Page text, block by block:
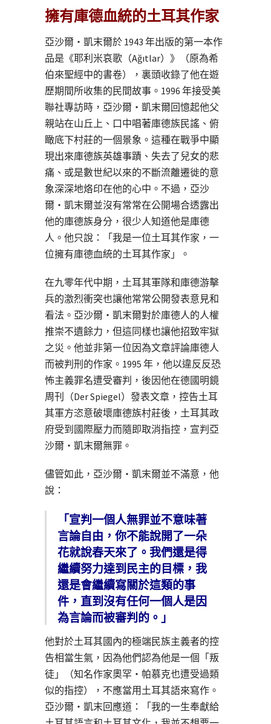
擁有庫德血統的土耳其作家
亞沙爾・凱末爾於 1943 年出版的第一本作
品是《耶利米哀歌（Ağıtlar）》（原為希
伯來聖經中的書卷），裏頭收錄了他在遊
歷期間所收集的民間故事。1996 年接受美
聯社專訪時，亞沙爾・凱末爾回憶起他父
親站在山丘上、口中唱著庫德族民謠、俯
瞰底下村莊的一個景象。這種在戰爭中顯
現出來庫德族英雄事蹟、失去了兒女的悲
痛、或是數世紀以來的不斷流離遷徙的意
象深深地烙印在他的心中。不過，亞沙
爾・凱末爾並沒有常常在公開場合透露出
他的庫德族身分，很少人知道他是庫德
人。他只說：「我是一位土耳其作家，一
位擁有庫德血統的土耳其作家」。
在九零年代中期，土耳其軍隊和庫德游擊
兵的激烈衝突也讓他常常公開發表意見和
看法。亞沙爾・凱末爾對於庫德人的人權
推崇不遺餘力，但這同樣也讓他招致牢獄
之災。他並非第一位因為文章評論庫德人
而被判刑的作家。1995 年，他以違反反恐
怖主義罪名遭受審判，後因他在德國明鏡
周刊（Der Spiegel）發表文章，控告土耳
其軍方恣意破壞庫德族村莊後，土耳其政
府受到國際壓力而隨即取消指控，宣判亞
沙爾・凱末爾無罪。
儘管如此，亞沙爾・凱末爾並不滿意，他
說：
「宣判一個人無罪並不意味著
言論自由，你不能說開了一朵
花就說春天來了。我們還是得
繼續努力達到民主的目標，我
還是會繼續寫關於這類的事
件，直到沒有任何一個人是因
為言論而被審判的。」
他對於土耳其國內的極端民族主義者的控
告相當生氣，因為他們認為他是一個「叛
徒」（知名作家奧罕・帕慕克也遭受過類
似的指控），不應當用土耳其語來寫作。
亞沙爾・凱末回應道：「我的一生奉獻給